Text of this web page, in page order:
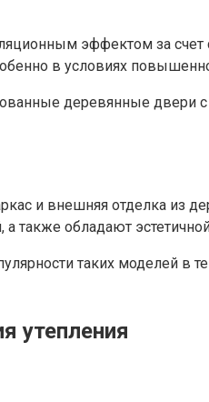
эффектом за
в условиях
деревянные двери
и внешняя отделка
а также обладают
таких моделей в
утепления